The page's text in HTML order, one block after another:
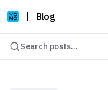
Blog
Search posts...